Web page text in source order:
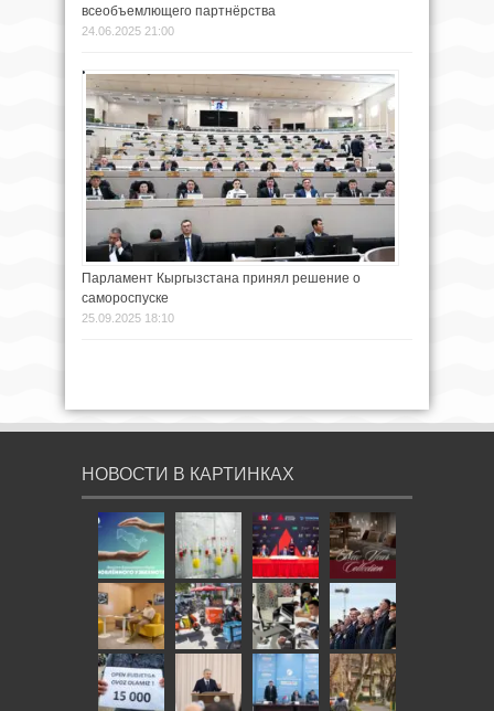
всеобъемлющего партнёрства
24.06.2025 21:00
Парламент Кыргызстана принял решение о
самороспуске
25.09.2025 18:10
НОВОСТИ В КАРТИНКАХ